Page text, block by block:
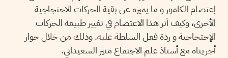
إعتصام الكامور و ما يميزه عن بقية الحركات الاحتجاجية
الأخرى، وكيف أثر هذا الاعتصام في تغيير طبيعة الحركات
الإحتجاجية و ردة فعل السلطة عليه. وذلك من خلال حوار
أجريناه مع أستاذ علم الاجتماع منير السعيداني.